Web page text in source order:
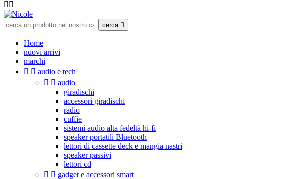

cerca 
Home
nuovi arrivi
marchi
  audio e tech
  audio
giradischi
accessori giradischi
radio
cuffie
sistemi audio alta fedeltà hi-fi
speaker portatili Bluetooth
lettori di cassette deck e mangia nastri
speaker passivi
lettori cd
  gadget e accessori smart